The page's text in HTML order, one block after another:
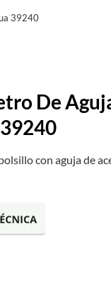
39240
De
con aguja de